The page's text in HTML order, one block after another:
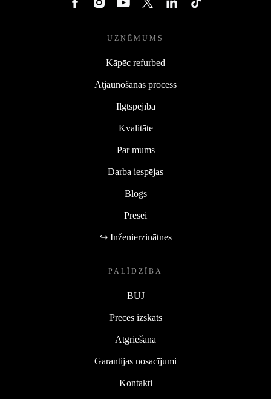
UZŅĒMUMS
Kāpēc refurbed
Atjaunošanas process
Ilgtspējība
Kvalitāte
Par mums
Darba iespējas
Blogs
Presei
↪ Inženierzinātnes
PALĪDZĪBA
BUJ
Preces izskats
Atgriešana
Garantijas nosacījumi
Kontakti